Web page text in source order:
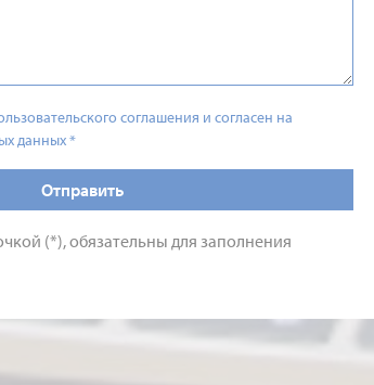
соглашения и согласен на
данных*
Отправить
(*), обязательны для заполнения